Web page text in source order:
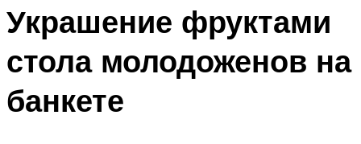
Украшение фруктами
стола молодоженов на
банкете